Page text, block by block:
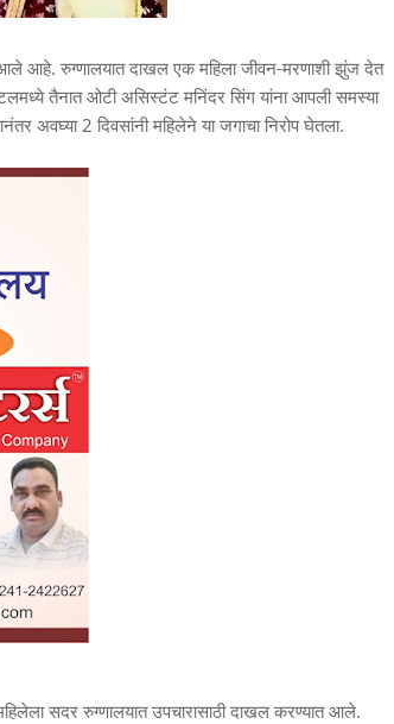
आहे. रुग्णालयात दाखल एक महिला जीवन-मरणाशी झुंज देत
तैनात ओटी असिस्टंट मनिंदर सिंग यांना आपली समस्या
अवघ्या 2 दिवसांनी महिलेने या जगाचा निरोप घेतला.
सदर रुग्णालयात उपचारासाठी दाखल करण्यात आले.